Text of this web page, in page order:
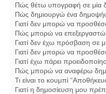
Πώς θέτω υπογραφή σε μία
Πώς δημιουργώ ένα
Γιατί δεν μπορώ να
Πώς μπορώ να
Γιατί δεν έχω πρόσβαση σε
Γιατί δεν μπορώ να
Γιατί έχω πάρει
Πώς μπορώ να αναφέρω
Τι είναι το κουμπί
Γιατί η δημοσίευση μου